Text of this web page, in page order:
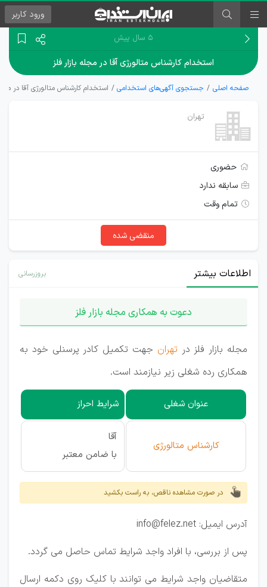
ورود کاربر
۵ سال پیش
استخدام کارشناس متالورژی آقا در مجله بازار فلز
صفحه اصلی جستجوی آگهی‌های استخدامی استخدام کارشناس متالورژی آقا در
تهران
حضوری
سابقه ندارد
تمام وقت
منقضی شده
اطلاعات بیشتر بروزرسانی
دعوت به همکاری مجله بازار فلز
مجله بازار فلز در تهران جهت تکمیل کادر پرسنلی خود به
همکاری رده شغلی زیر نیازمند است.
عنوان شغلی شرایط احراز
کارشناس متالورژی
آقا
با ضامن معتبر
در صورت مشاهده ناقص، به راست بکشید
آدرس ایمیل: info@felez.net
پس از بررسی، با افراد واجد شرایط تماس حاصل می گردد.
متقاضیان واجد شرایط می توانند با کلیک روی دکمه ارسال